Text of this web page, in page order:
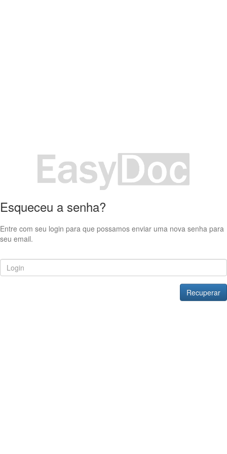
Esqueceu a senha?
Entre com seu login para que possamos enviar uma nova senha para
seu email.
Recuperar